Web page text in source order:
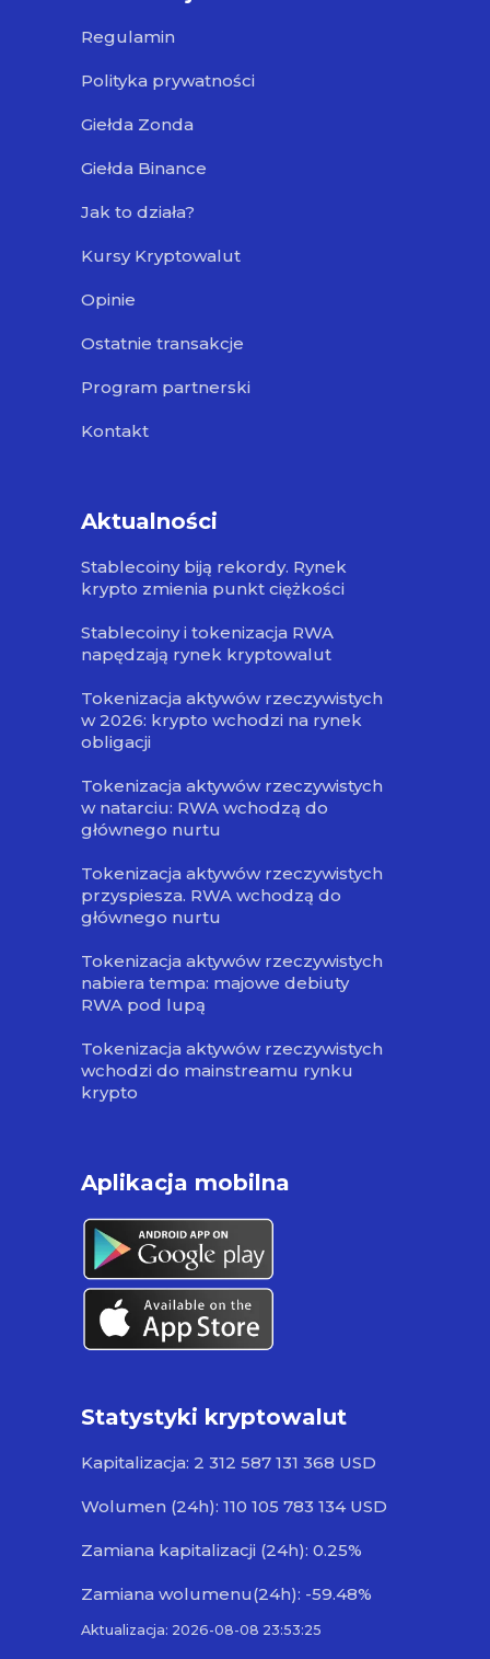
Regulamin
Polityka prywatności
Giełda Zonda
Giełda Binance
Jak to działa?
Kursy Kryptowalut
Opinie
Ostatnie transakcje
Program partnerski
Kontakt
Aktualności
Stablecoiny biją rekordy. Rynek
krypto zmienia punkt ciężkości
Stablecoiny i tokenizacja RWA
napędzają rynek kryptowalut
Tokenizacja aktywów rzeczywistych
w 2026: krypto wchodzi na rynek
obligacji
Tokenizacja aktywów rzeczywistych
w natarciu: RWA wchodzą do
głównego nurtu
Tokenizacja aktywów rzeczywistych
przyspiesza. RWA wchodzą do
głównego nurtu
Tokenizacja aktywów rzeczywistych
nabiera tempa: majowe debiuty
RWA pod lupą
Tokenizacja aktywów rzeczywistych
wchodzi do mainstreamu rynku
krypto
Aplikacja mobilna
Statystyki kryptowalut
Kapitalizacja: 2 312 587 131 368 USD
Wolumen (24h): 110 105 783 134 USD
Zamiana kapitalizacji (24h): 0.25%
Zamiana wolumenu(24h): -59.48%
Aktualizacja: 2026-08-08 23:53:25